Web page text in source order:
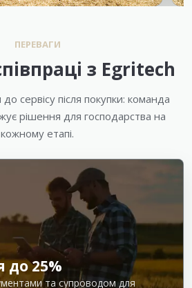
ПЕРЕВАГИ
з Egritech
до сервісу після покупки: команда
рішення для господарства на
кожному етапі.
до 25%
та супроводом для